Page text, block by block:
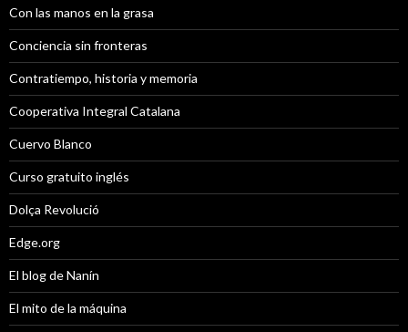
Con las manos en la grasa
Conciencia sin fronteras
Contratiempo, historia y memoria
Cooperativa Integral Catalana
Cuervo Blanco
Curso gratuito inglés
Dolça Revolució
Edge.org
El blog de Nanín
El mito de la máquina